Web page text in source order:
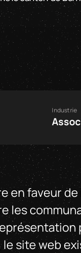
Industrie
en faveur
les
site web